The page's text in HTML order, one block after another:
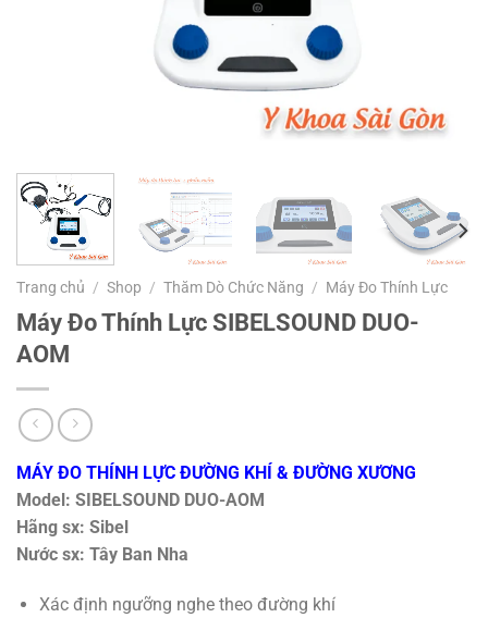
Trang chủ / Shop / Thăm Dò Chức Năng / Máy Đo Thính Lực
Máy Đo Thính Lực SIBELSOUND DUO-
AOM
MÁY ĐO THÍNH LỰC ĐƯỜNG KHÍ & ĐƯỜNG XƯƠNG
Model: SIBELSOUND DUO-AOM
Hãng sx: Sibel
Nước sx: Tây Ban Nha
Xác định ngưỡng nghe theo đường khí